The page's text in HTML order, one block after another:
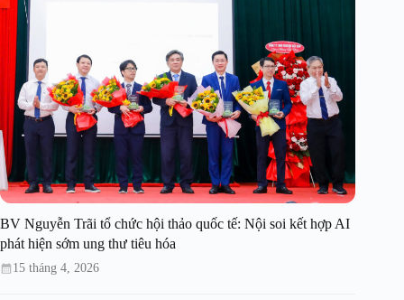
BV Nguyễn Trãi tổ chức hội thảo quốc tế: Nội soi kết hợp AI
phát hiện sớm ung thư tiêu hóa
15 tháng 4, 2026